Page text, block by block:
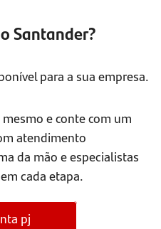
Santander?
para a sua empresa.
e conte com um
atendimento
da mão e especialistas
cada etapa.
pj